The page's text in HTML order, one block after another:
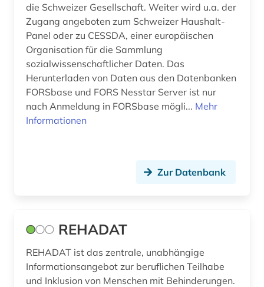
umweltwissenschaften (1)
unterhaltung (1)
unternehmen (1)
vereinte nationen (2)
verhaltenswissenschaften (1)
volltext-datenbank (1)
völkerrecht (1)
walter de gruyter (1)
die Schweizer Gesellschaft. Weiter wird u.a. der
Zugang angeboten zum Schweizer Haushalt-
Panel oder zu CESSDA, einer europäischen
Organisation für die Sammlung
sozialwissenschaftlicher Daten. Das
Herunterladen von Daten aus den Datenbanken
FORSbase und FORS Nesstar Server ist nur
nach Anmeldung in FORSbase mögli... Mehr
Informationen
Zur Datenbank
REHADAT
REHADAT ist das zentrale, unabhängige
Informationsangebot zur beruflichen Teilhabe
und Inklusion von Menschen mit Behinderungen.